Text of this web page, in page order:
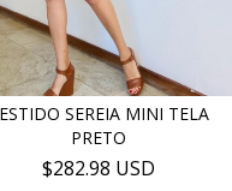
SEREIA MINI TELA
PRETO
$282.98 USD